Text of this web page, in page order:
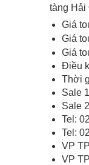
tàng Hải
Giá
Giá
Giá
Điều
Thời
Sale
Sale
Tel:
Tel:
VP
VP